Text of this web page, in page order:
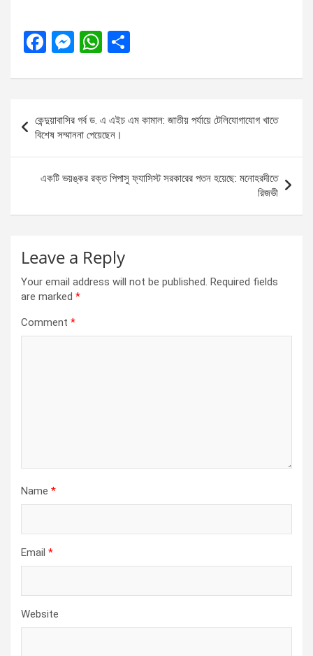
F
ce
o
o
k
M
se
n
g
er
W
at
A
p
p
ar
navigation
কেন্দুয়াবাসির গর্ব ড. এ এইচ এম কামাল: জাতীয় পর্যায়ে টেলিযোগাযোগ খাতে
বিশেষ সম্মাননা পেয়েছেন।
একটি ভয়ঙ্কর রক্ত পিপাসু ফ্যাসিস্ট সরকারের পতন হয়েছে: মনোহরদীতে
রিজভী
Leave a Reply
Your email address will not be published. Required fields
are marked *
Comment *
Name *
Email *
Website